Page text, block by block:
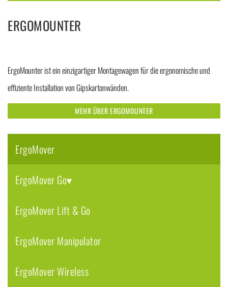
ERGOMOUNTER
ErgoMounter ist ein einzigartiger Montagewagen für die ergonomische und
effiziente Installation von Gipskartonwänden.
MEHR ÜBER ERGOMOUNTER
ErgoMover
ErgoMover Go
ErgoMover Lift & Go
ErgoMover Manipulator
ErgoMover Wireless